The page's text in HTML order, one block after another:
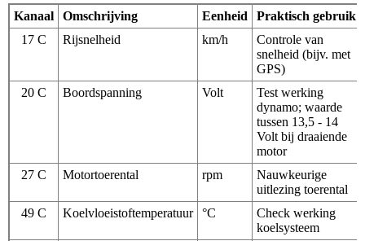
Kanaal Omschrijving Eenheid
Praktisch gebruik
17 C
Rijsnelheid km/h
Controle van
snelheid (bijv. met
GPS)
20 C
Boordspanning Volt
Test werking
dynamo; waarde
tussen 13,5 - 14
Volt bij draaiende
motor
27 C
Motortoerental rpm
Nauwkeurige
uitlezing toerental
49 C
Koelvloeistoftemperatuur °C
Check werking
koelsysteem